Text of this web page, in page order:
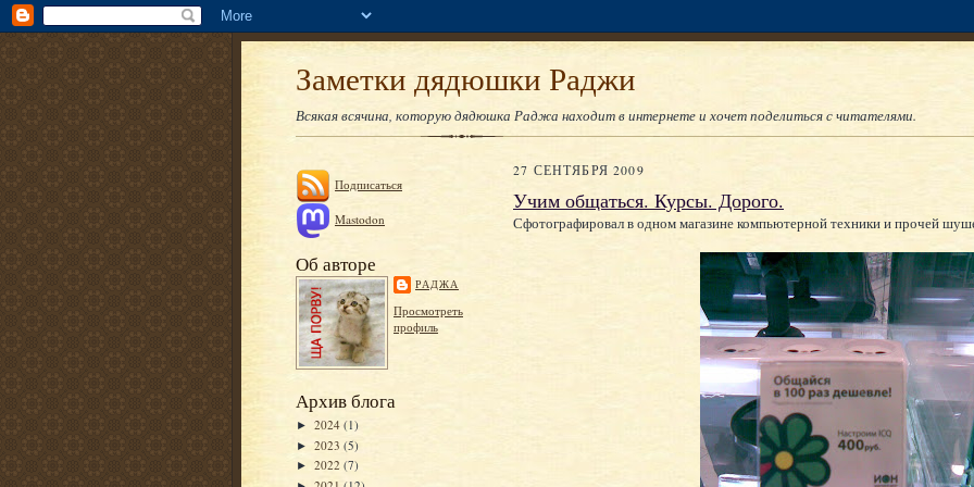
Заметки дядюшки Раджи
Всякая всячина, которую дядюшка Раджа находит в интернете и хочет поделиться с читателями.
Подписаться
Mastodon
Об авторе
РАДЖА
Просмотреть
профиль
Архив блога
► 2024 (1)
► 2023 (5)
► 2022 (7)
27 СЕНТЯБРЯ 2009
Учим общаться. Курсы. Дорого.
Сфотографировал в одном магазине компьютерной техники и прочей